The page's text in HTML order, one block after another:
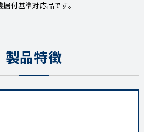
付基準対応品です。
製品特徴